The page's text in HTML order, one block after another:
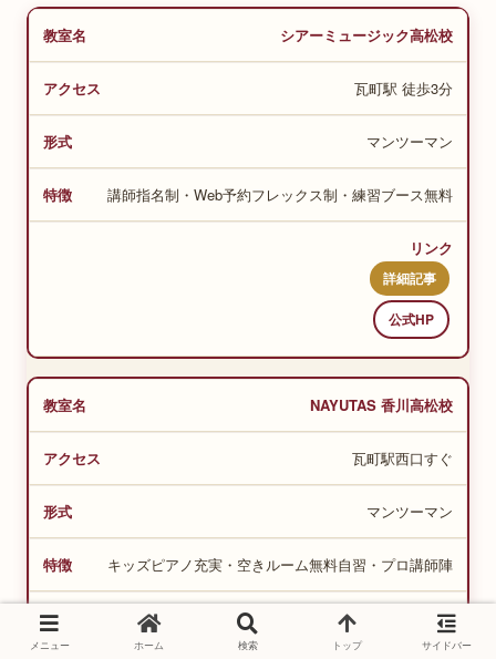
シアーミュージック高松校
瓦町駅 徒歩3分
マンツーマン
講師指名制・Web予約フレックス制・練習ブース無料
詳細記事
公式HP
NAYUTAS 香川高松校
瓦町駅西口すぐ
マンツーマン
キッズピアノ充実・空きルーム無料自習・プロ講師陣
詳細記事
メニュー ホーム 検索 トップ サイドバー